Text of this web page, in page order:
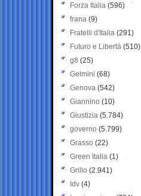
Forza Italia (596)
frana (9)
Fratelli d'Italia (291)
Futuro e Libertà (510)
g8 (25)
Gelmini (68)
Genova (542)
Giannino (10)
Giustizia (5.784)
governo (5.799)
Grasso (22)
Green Italia (1)
Grillo (2.941)
Idv (4)